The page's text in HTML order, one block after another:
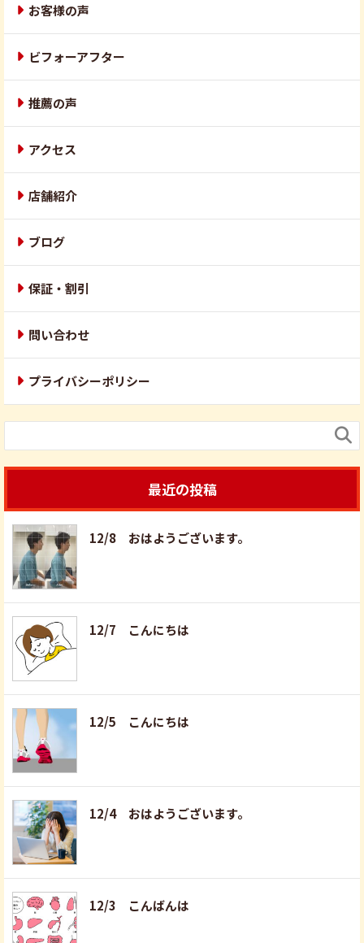
お客様の声
ビフォーアフター
推薦の声
アクセス
店舗紹介
ブログ
保証・割引
問い合わせ
プライバシーポリシー

最近の投稿
12/8 おはようございます。
12/7 こんにちは
12/5 こんにちは
12/4 おはようございます。
12/3 こんばんは